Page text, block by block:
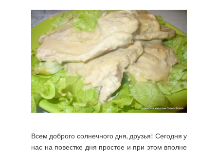
Всем доброго солнечного дня, друзья! Сегодня у
нас на повестке дня простое и при этом вполне